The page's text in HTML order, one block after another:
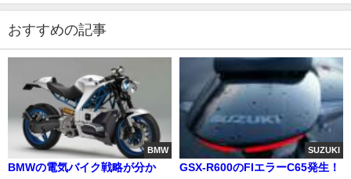
おすすめの記事
BMW
BMWの電気バイク戦略が分か
SUZUKI
GSX-R600のFIエラーC65発生！